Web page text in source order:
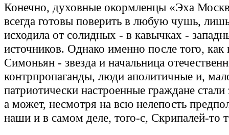
Конечно, духовные окормленцы «Эха
всегда готовы поверить в любую чушь,
исходила от солидных - в кавычках -
источников. Однако именно после того,
Симоньян - звезда и начальница
контрпропаганды, люди аполитичные и,
патриотически настроенные граждане стали
а может, несмотря на всю нелепость
наши и в самом деле, того-с, Скрипалей-то